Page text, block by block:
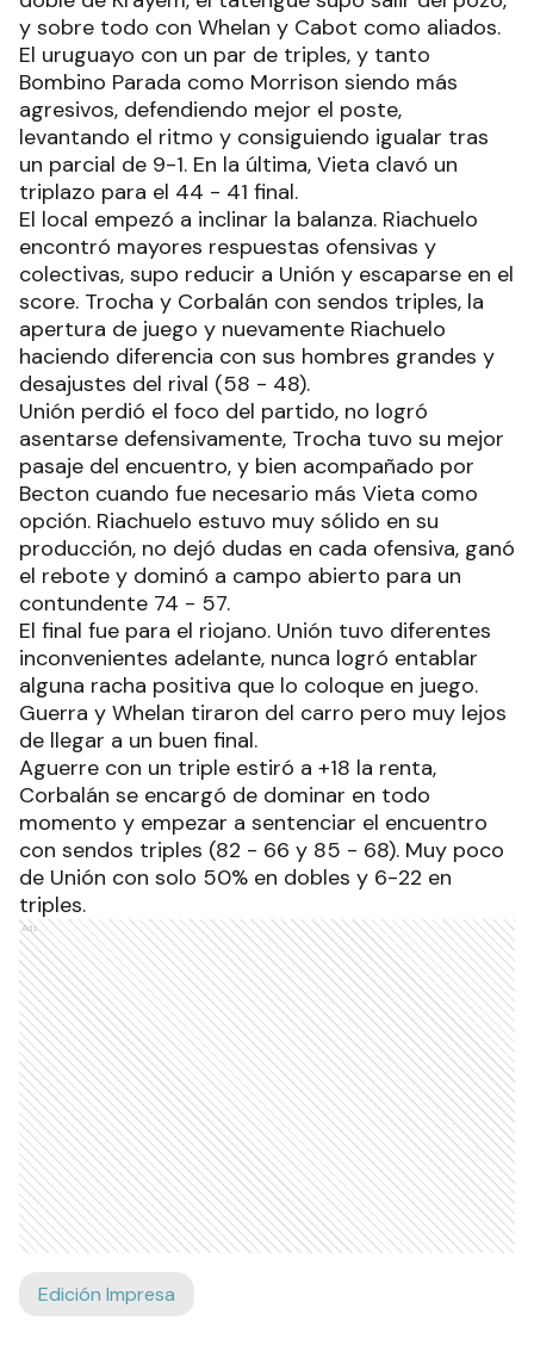
y sobre todo con Whelan y Cabot como aliados.
El uruguayo con un par de triples, y tanto
Bombino Parada como Morrison siendo más
agresivos, defendiendo mejor el poste,
levantando el ritmo y consiguiendo igualar tras
un parcial de 9-1. En la última, Vieta clavó un
triplazo para el 44 - 41 final.
El local empezó a inclinar la balanza. Riachuelo
encontró mayores respuestas ofensivas y
colectivas, supo reducir a Unión y escaparse en el
score. Trocha y Corbalán con sendos triples, la
apertura de juego y nuevamente Riachuelo
haciendo diferencia con sus hombres grandes y
desajustes del rival (58 - 48).
Unión perdió el foco del partido, no logró
asentarse defensivamente, Trocha tuvo su mejor
pasaje del encuentro, y bien acompañado por
Becton cuando fue necesario más Vieta como
opción. Riachuelo estuvo muy sólido en su
producción, no dejó dudas en cada ofensiva, ganó
el rebote y dominó a campo abierto para un
contundente 74 - 57.
El final fue para el riojano. Unión tuvo diferentes
inconvenientes adelante, nunca logró entablar
alguna racha positiva que lo coloque en juego.
Guerra y Whelan tiraron del carro pero muy lejos
de llegar a un buen final.
Aguerre con un triple estiró a +18 la renta,
Corbalán se encargó de dominar en todo
momento y empezar a sentenciar el encuentro
con sendos triples (82 - 66 y 85 - 68). Muy poco
de Unión con solo 50% en dobles y 6-22 en
triples.
Ads
Edición Impresa